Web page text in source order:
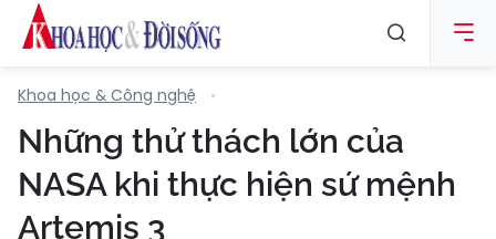
Khoa học & Công nghệ
Những thử thách lớn của
NASA khi thực hiện sứ mệnh
Artemis 3